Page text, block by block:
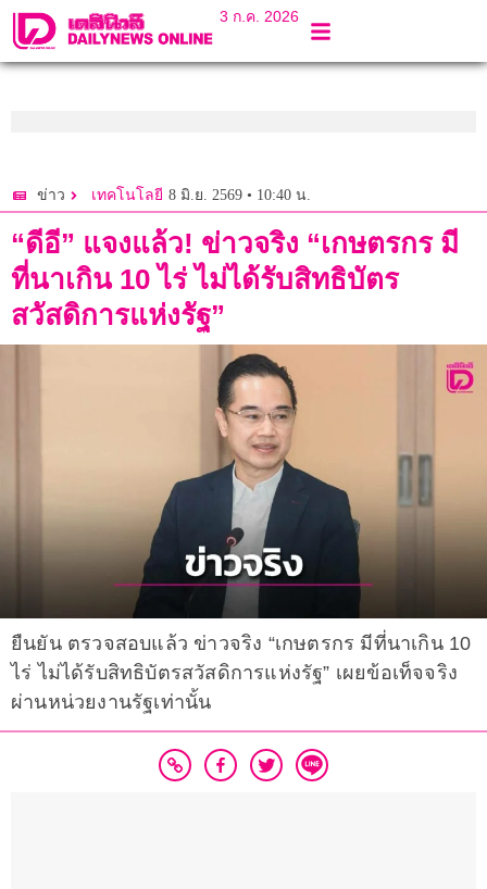
3 ก.ค. 2026
ข่าว เทคโนโลยี 8 มิ.ย. 2569 • 10:40 น.
“ดีอี” แจงแล้ว! ข่าวจริง “เกษตรกร มี
ที่นาเกิน 10 ไร่ ไม่ได้รับสิทธิบัตร
สวัสดิการแห่งรัฐ”
ยืนยัน ตรวจสอบแล้ว ข่าวจริง “เกษตรกร มีที่นาเกิน 10
ไร่ ไม่ได้รับสิทธิบัตรสวัสดิการแห่งรัฐ” เผยข้อเท็จจริง
ผ่านหน่วยงานรัฐเท่านั้น